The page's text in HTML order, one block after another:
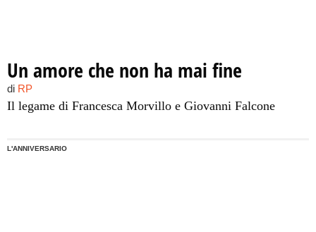
Un amore che non ha mai fine
di RP
Il legame di Francesca Morvillo e Giovanni Falcone
L'ANNIVERSARIO